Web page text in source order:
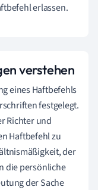
erlassen.
verstehen
eines Haftbefehls
festgelegt.
Richter und
Haftbefehl zu
der
die persönliche
der Sache